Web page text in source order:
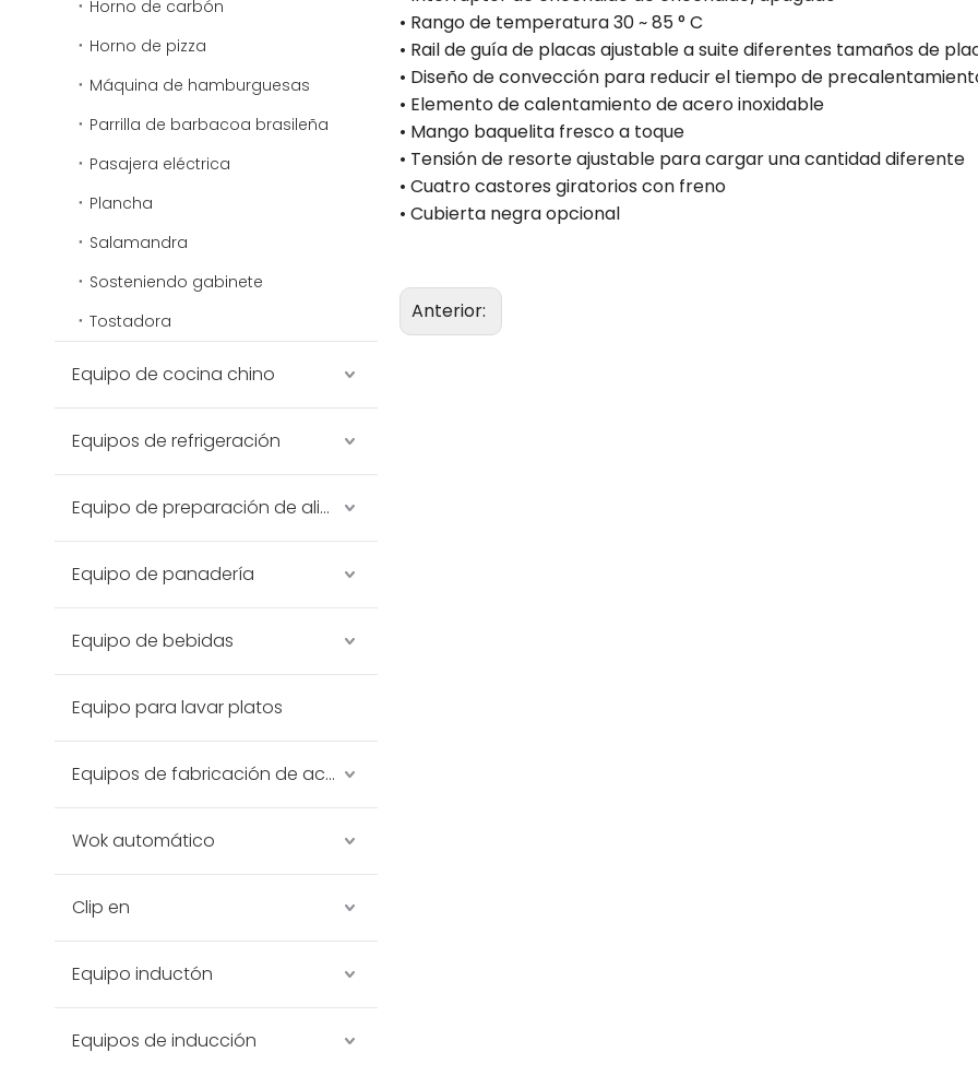
Horno de carbón
Horno de pizza
Máquina de hamburguesas
Parrilla de barbacoa brasileña
Pasajera eléctrica
Plancha
Salamandra
Sosteniendo gabinete
Tostadora
Equipo de cocina chino
Equipos de refrigeración
Equipo de preparación de alimentos
Equipo de panadería
Equipo de bebidas
Equipo para lavar platos
Equipos de fabricación de acero inoxidable
Wok automático
Clip en
Equipo inductón
Equipos de inducción
• Rango de temperatura 30 ~ 85 ° C
• Rail de guía de placas ajustable a suite diferentes tamaños de
• Diseño de convección para reducir el tiempo de
• Elemento de calentamiento de acero inoxidable
• Mango baquelita fresco a toque
• Tensión de resorte ajustable para cargar una cantidad diferente
• Cuatro castores giratorios con freno
• Cubierta negra opcional
Anterior: